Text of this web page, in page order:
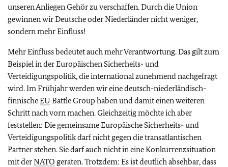
unseren Anliegen Gehör zu verschaffen. Durch die Union
gewinnen wir Deutsche oder Niederländer nicht weniger,
sondern mehr Einfluss!
Mehr Einfluss bedeutet auch mehr Verantwortung. Das gilt zum
Beispiel in der Europäischen Sicherheits- und
Verteidigungspolitik, die international zunehmend nachgefragt
wird. Im Frühjahr werden wir eine deutsch-niederländisch-
finnischeEU Battle Group haben und damit einen weiteren
Schritt nach vorn machen. Gleichzeitig möchte ich aber
feststellen: Die gemeinsame Europäische Sicherheits- und
Verteidigungspolitik darf nicht gegen die transatlantischen
Partner stehen. Sie darf auch nicht in eine Konkurrenzsituation
mit derNATO geraten. Trotzdem: Es ist deutlich absehbar, dass